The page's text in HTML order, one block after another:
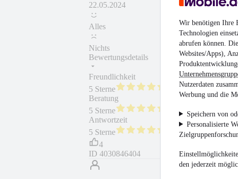
Wir benötigen Ihre
Technologien
abrufen können.
Websites/Apps),
Nutzerdaten
Werbung und die
Speichern von
Personalisierte
den jederzeit
22.05.2024
Alles
Nichts
Bewertungsdetails
Freundlichkeit
5 Sterne
Beratung
5 Sterne
Antwortzeit
5 Sterne
Fahrzeug gekauft
Fahrzeug wie
Weiterempfehlungen
4
ID 4030846404